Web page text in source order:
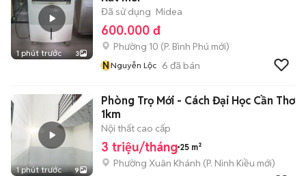
1 phút trước 3
Đã sử dụng Midea
600.000 đ
Phường 10 (P. Bình Phú mới)
NNguyễn Lộc 6 đã bán
1 phút trước 9
Phòng Trọ Mới - Cách Đại Học Cần Thơ
1km
Nội thất cao cấp
3 triệu/tháng 25 m²
Phường Xuân Khánh (P. Ninh Kiều mới)